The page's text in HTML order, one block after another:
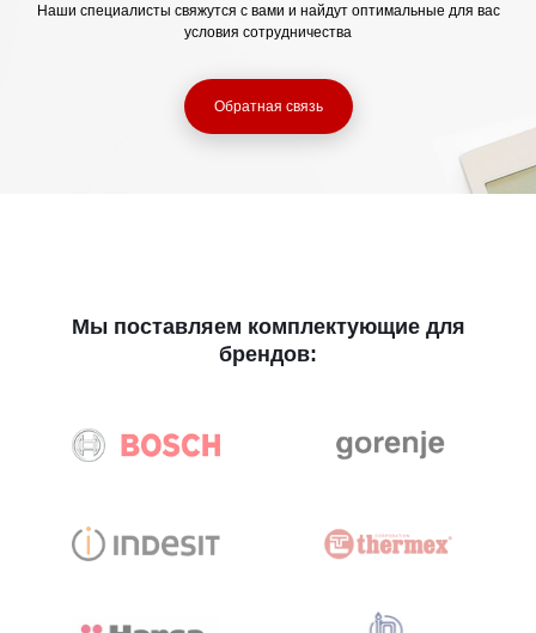
Наши специалисты свяжутся с вами и найдут оптимальные для вас
условия сотрудничества
Обратная связь
Мы поставляем комплектующие для
брендов: